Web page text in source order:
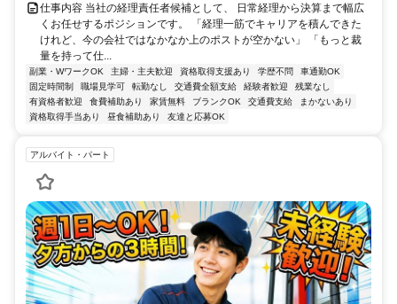
仕事内容 当社の経理責任者候補として、 日常経理から決算まで幅広
くお任せするポジションです。 「経理一筋でキャリアを積んできた
けれど、今の会社ではなかなか上のポストが空かない」 「もっと裁
量を持って仕...
副業・WワークOK 主婦・主夫歓迎 資格取得支援あり 学歴不問
車通勤OK
固定時間制
職場見学可 転勤なし 交通費全額支給 経験者歓迎
残業なし
有資格者歓迎
食費補助あり 家賃無料 ブランクOK 交通費支給
まかないあり
資格取得手当あり
昼食補助あり 友達と応募OK
アルバイト・パート